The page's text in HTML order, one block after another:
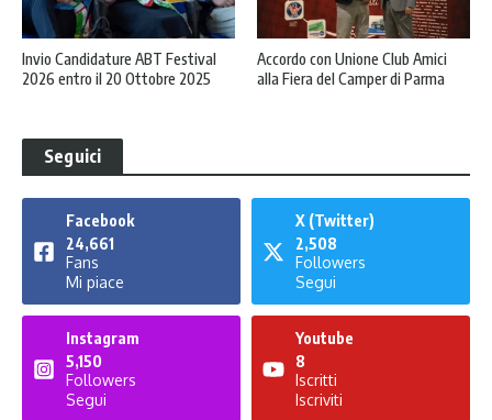
Invio Candidature ABT Festival
2026 entro il 20 Ottobre 2025
Accordo con Unione Club Amici
alla Fiera del Camper di Parma
Seguici
Facebook
24,661
Fans
Mi piace
X (Twitter)
2,508
Followers
Segui
Instagram
5,150
Followers
Segui
Youtube
8
Iscritti
Iscriviti